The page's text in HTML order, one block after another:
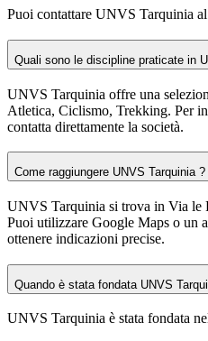
Puoi contattare UNVS Tarquinia
UNVS Tarquinia offre una
Atletica, Ciclismo, Trekking. Per
contatta direttamente la società.
Come raggiungere UNVS Tarquinia ?
UNVS Tarquinia si trova in Via le
Puoi utilizzare Google Maps o un
ottenere indicazioni precise.
UNVS Tarquinia è stata fondata